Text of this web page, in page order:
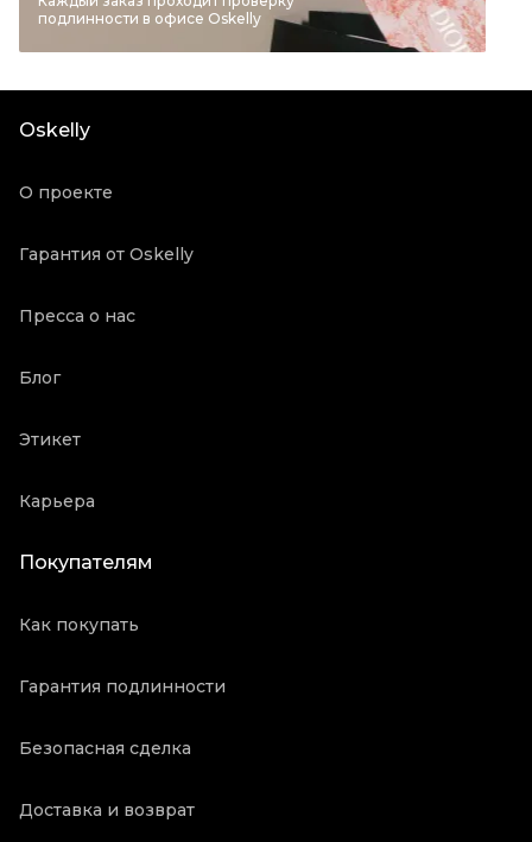
Бренд
VALENTINO
Состояние товара
подлинности в офисе Oskelly
Oskelly
О проекте
Гарантия от Oskelly
Пресса о нас
Блог
Этикет
Карьера
Покупателям
Как покупать
Гарантия подлинности
Безопасная сделка
Доставка и возврат